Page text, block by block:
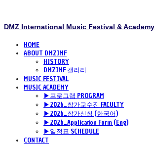
DMZ International Music Festival & Academy
HOME
ABOUT DMZIMF
HISTORY
DMZIMF 갤러리
MUSIC FESTIVAL
MUSIC ACADEMY
▶프로그램 PROGRAM
▶2026_참가교수진 FACULTY
▶2026_참가신청 (한국어)
▶2026_Application Form (Eng)
▶일정표 SCHEDULE
CONTACT